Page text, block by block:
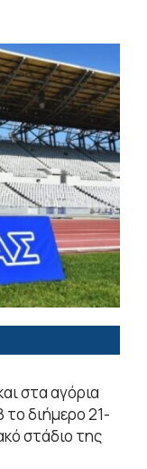
στα αγόρια
διήμερο 21-
στάδιο της